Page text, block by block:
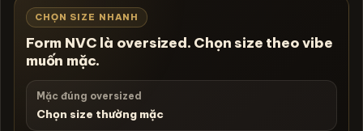
CHỌN SIZE NHANH
Form NVC là oversized. Chọn size theo vibe
muốn mặc.
Mặc đúng oversized
Chọn size thường mặc